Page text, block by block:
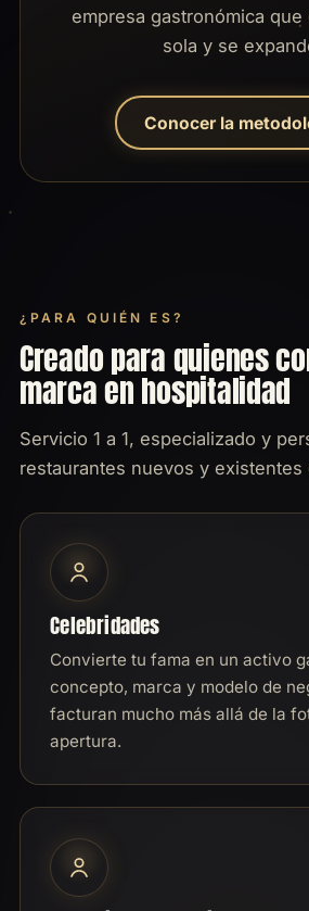
empresa gastronómica
sola y se
Conocer la
¿PARA QUIÉN ES?
Creado para quienes
marca en hospitalidad
Servicio 1 a 1, especializado y
restaurantes nuevos y existentes
Celebridades
Convierte tu fama en un activo
concepto, marca y modelo de
facturan mucho más allá de la
apertura.